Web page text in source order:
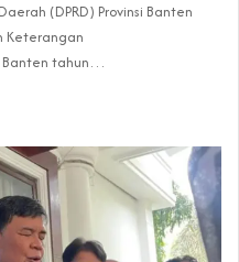
(DPRD) Provinsi Banten
Keterangan
Banten tahun…